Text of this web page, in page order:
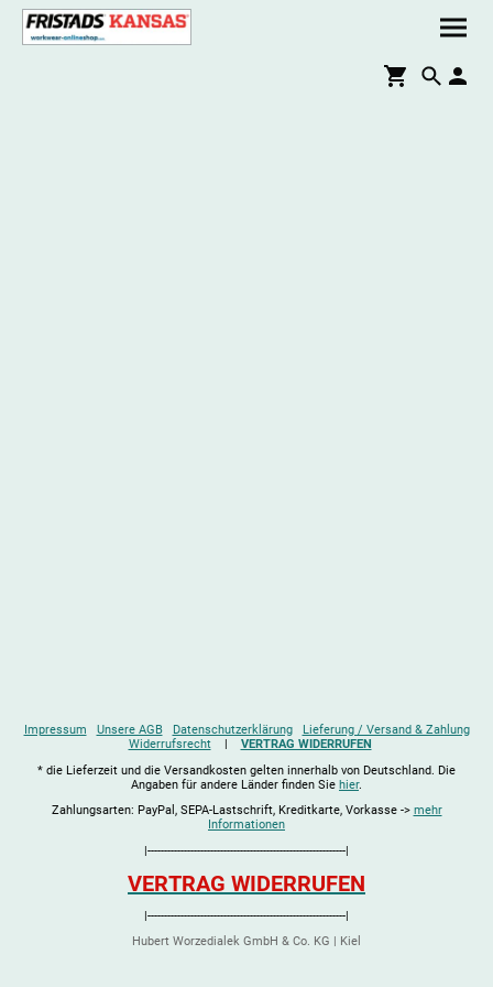
Impressum Unsere AGB Datenschutzerklärung
Lieferung / Versand & Zahlung
Widerrufsrecht| VERTRAG WIDERRUFEN
* die Lieferzeit und die Versandkosten gelten innerhalb von Deutschland. Die
Angaben für andere Länder finden Sie hier.
Zahlungsarten: PayPal, SEPA-Lastschrift, Kreditkarte, Vorkasse -> mehr
Informationen
|------------------------------------------------------------|
VERTRAG WIDERRUFEN
|------------------------------------------------------------|
Hubert Worzedialek GmbH & Co. KG | Kiel